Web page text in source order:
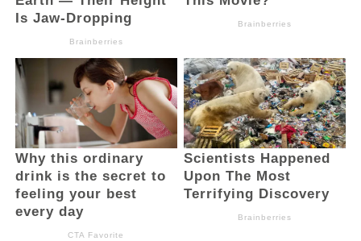
perbedaan jabatan, prosesi, suku, agama
maupun latar belakang. Yang ada adalah
semangat kebersamaan, semangat
berjuang dan semangat menjadi lebih baik.
Olehnya saya mengajak kepada seluruh
peserta, untuk menjadikan ajang ini sebagai
sarana mempererat silaturahmi dan
memperkuat rasa persaudaraan,”
harapnya.